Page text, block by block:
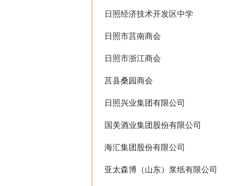
日照经济技术开发区中学
日照市莒南商会
日照市浙江商会
莒县桑园商会
日照兴业集团有限公司
国美酒业集团股份有限公司
海汇集团股份有限公司
亚太森博（山东）浆纸有限公司